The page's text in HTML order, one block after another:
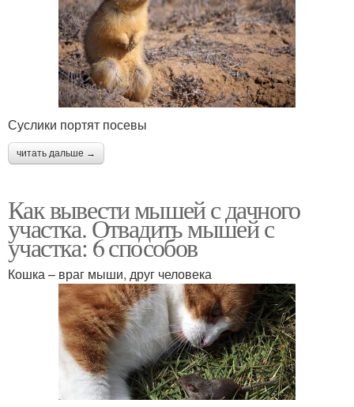
Суслики портят посевы
читать дальше →
Как вывести мышей с дачного
участка. Отвадить мышей с
участка: 6 способов
Кошка – враг мыши, друг человека